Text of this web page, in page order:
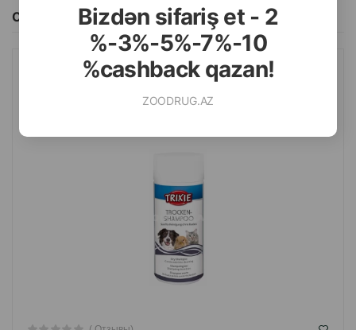
Bizdən sifariş et - 2
%-3%-5%-7%-10
%cashback qazan!
ZOODRUG.AZ
Смотреть Все
СУХОЙ ШАМПУНЬ TRIXIE ГИПОАЛЛЕРГЕННЫЙ ДЛЯ СОБАК,
КОШЕК И МЕЛКИХ ЖИВОТНЫХ 100 ГР.#29181